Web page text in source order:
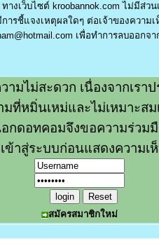
งเว็บไซต์ kroobannok.com ไม่มีส่ว
รชี้แจงเหตุผลใดๆ ต่อเจ้าของความ
เพื่อทำการลบออกจ
ามไม่สะดวก เนื่องจากเรา
ที่หมิ่นเหม่และไม่เหมาะส
กดอทคอมจึงขอความร่วม
ข้าสู่ระบบก่อนแสดงความเ
สมัครสมาชิกใหม่